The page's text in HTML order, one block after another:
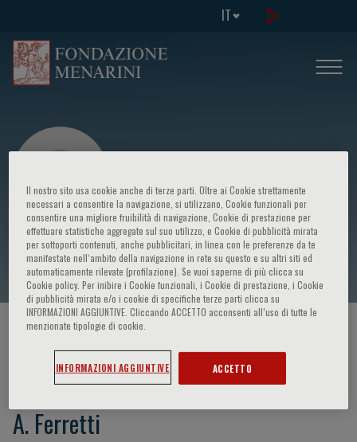
IT
A. Ferretti
HOME PAGE / CORSI ED EVENTI
A. Ferretti
Il nostro sito usa cookie anche di terze parti. Oltre ai Cookie strettamente
necessari a consentire la navigazione, si utilizzano, Cookie funzionali per
consentire una migliore fruibilità di navigazione, Cookie di prestazione per
effettuare statistiche aggregate sul suo utilizzo, e Cookie di pubblicità mirata
per sottoporti contenuti, anche pubblicitari, in linea con le preferenze da te
manifestate nell‘ambito della navigazione in rete su questo e su altri siti ed
automaticamente rilevate (profilazione). Se vuoi saperne di più clicca su
Cookie policy. Per inibire i Cookie funzionali, i Cookie di prestazione, i Cookie
di pubblicità mirata e/o i cookie di specifiche terze parti clicca su
INFORMAZIONI AGGIUNTIVE. Cliccando ACCETTO acconsenti all’uso di tutte le
menzionate tipologie di cookie.
INFORMAZIONI AGGIUNTIVE ACCETTO